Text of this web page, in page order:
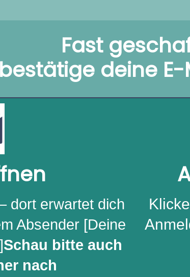
Fast
deine
dort erwartet dich
Absender [Deine
Schau bitte auch
nach